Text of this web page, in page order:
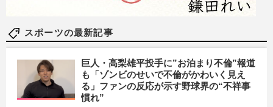
スポーツの最新記事
巨人・高梨雄平投手に”お泊まり不倫”報道
も「ゾンビのせいで不倫がかわいく見え
る」ファンの反応が示す野球界の“不祥事
慣れ”